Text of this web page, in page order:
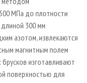
МПа до плотности
длиной 300 мм
азотом, извлекаются
магнитным полем
изготавливают
поверхностью для